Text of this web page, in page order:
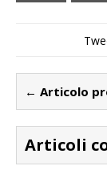
← Articolo
Articoli